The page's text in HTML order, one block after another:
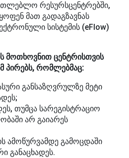
რესურსცენტრებში,
მათ გადაგზავნას
სისტემის (eFlow)
მოთხოვნით ცენტრისთვის
პირებს, რომლებმაც:
განსაზღვრულზე მეტი
თუმცა სარეგისტრაციო
არ გაიარეს
ამოწურვამდე გამოცდაში
განაცხადეს.